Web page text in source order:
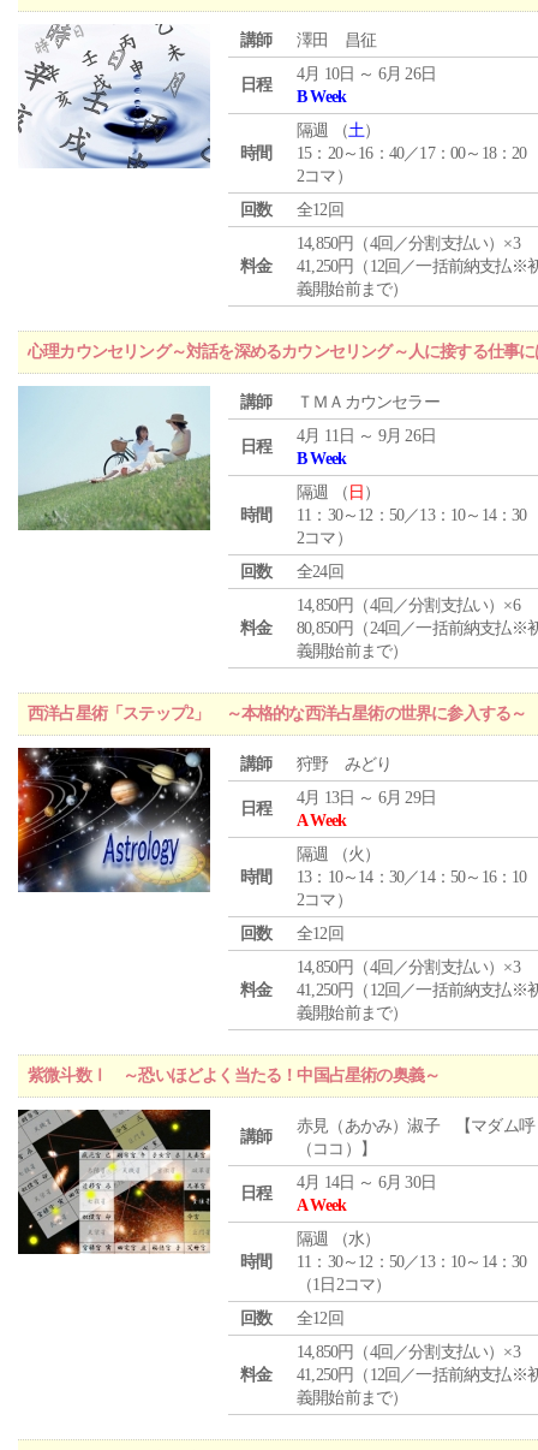
講師 澤田 昌征
日程
4月 10日 ～ 6月 26日
B Week
時間
隔週 （土）
15：20～16：40／17：00～18：20
2コマ）
回数
全12回
料金
14,850円（4回／分割支払い）×3
41,250円（12回／一括前納支払※
義開始前まで）
心理カウンセリング～対話を深めるカウンセリング～人に接する仕事
講師 ＴＭＡカウンセラー
日程
4月 11日 ～ 9月 26日
B Week
時間
隔週 （ 日 ）
11：30～12：50／13：10～14：30
2コマ）
回数
全24回
料金
14,850円（4回／分割支払い）×6
80,850円（24回／一括前納支払※
義開始前まで）
西洋占星術「ステップ2」 ～本格的な西洋占星術の世界に参入する～
講師 狩野 みどり
日程
4月 13日 ～ 6月 29日
A Week
時間
隔週 （火 ）
13：10～14：30／14：50～16：10
2コマ）
回数
全12回
料金
14,850円（4回／分割支払い）×3
41,250円（12回／一括前納支払※
義開始前まで）
紫微斗数Ⅰ ～恐いほどよく当たる！中国占星術の奥義～
講師
赤見（あかみ）淑子 【マダム呼
（ココ）】
日程
4月 14日 ～ 6月 30日
A Week
時間
隔週 （水）
11：30～12：50／13：10～14：30
（1日2コマ）
回数
全12回
料金
14,850円（4回／分割支払い）×3
41,250円（12回／一括前納支払※
義開始前まで）